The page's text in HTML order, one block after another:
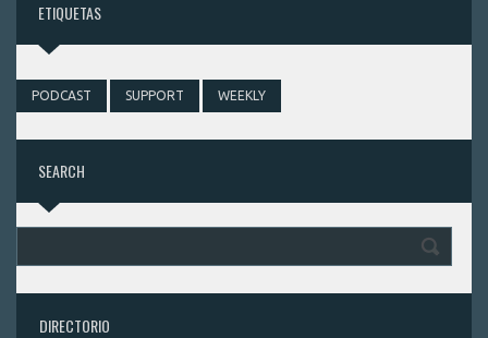
ETIQUETAS
PODCAST SUPPORT WEEKLY
SEARCH
DIRECTORIO